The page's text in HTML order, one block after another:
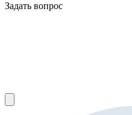
Задать вопрос